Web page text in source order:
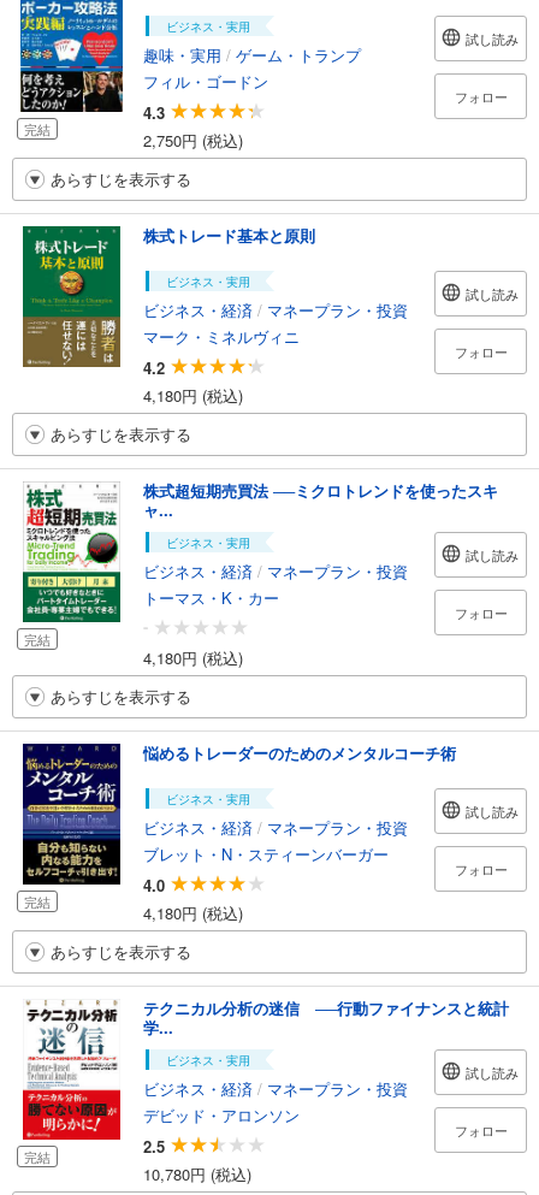
完結
ビジネス・実用
趣味・実用 / ゲーム・トランプ
フィル・ゴードン
4.3
2,750円 (税込)
試し読み
フォロー
あらすじを表示する
株式トレード基本と原則
ビジネス・実用
ビジネス・経済 / マネープラン・投資
マーク・ミネルヴィニ
4.2
4,180円 (税込)
試し読み
フォロー
あらすじを表示する
完結
株式超短期売買法 ──ミクロトレンドを使ったスキ
ャ...
ビジネス・実用
ビジネス・経済 / マネープラン・投資
トーマス・K・カー
-
4,180円 (税込)
試し読み
フォロー
あらすじを表示する
完結
悩めるトレーダーのためのメンタルコーチ術
ビジネス・実用
ビジネス・経済 / マネープラン・投資
ブレット・N・スティーンバーガー
4.0
4,180円 (税込)
試し読み
フォロー
あらすじを表示する
完結
テクニカル分析の迷信 ──行動ファイナンスと統計
学...
ビジネス・実用
ビジネス・経済 / マネープラン・投資
デビッド・アロンソン
2.5
10,780円 (税込)
試し読み
フォロー